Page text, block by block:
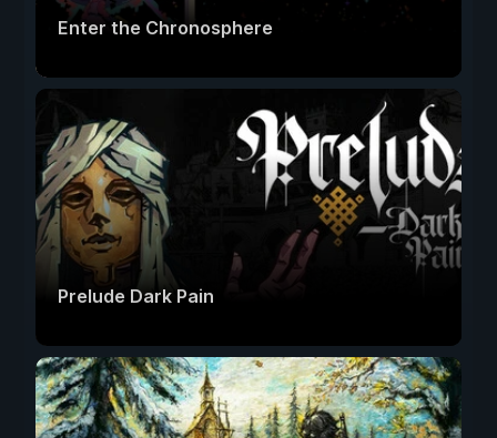
Enter the Chronosphere
Prelude Dark Pain